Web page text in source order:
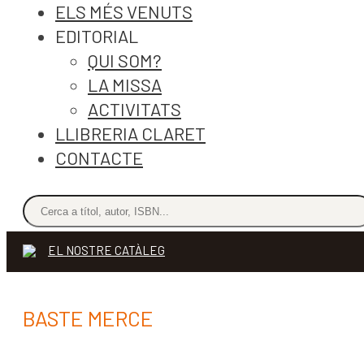
ELS MÉS VENUTS
EDITORIAL
QUI SOM?
LA MISSA
ACTIVITATS
LLIBRERIA CLARET
CONTACTE
EL NOSTRE CATÀLEG
BASTE MERCE